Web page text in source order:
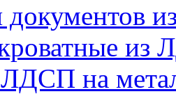
из
на